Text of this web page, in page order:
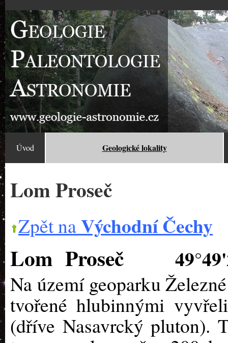
Úvod Geologické lokality
Lom Proseč
Zpět naVýchodní Čechy
Lom Proseč
Na území geoparku
tvořené hlubinnými
(dříve Nasavrcký pluton).